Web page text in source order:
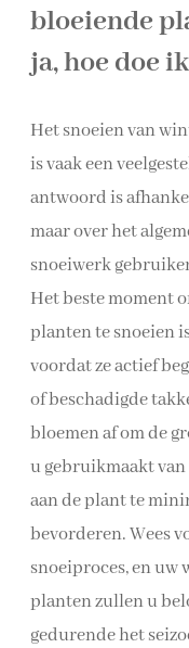
bloeiende
ja, hoe doe
Het snoeien van
is vaak een
antwoord is
maar over het
snoeiwerk
Het beste moment
planten te snoeien
voordat ze actief
of beschadigde
bloemen af om de
u gebruikmaakt van
aan de plant te
bevorderen. Wees
snoeiproces, en uw
planten zullen u
gedurende het